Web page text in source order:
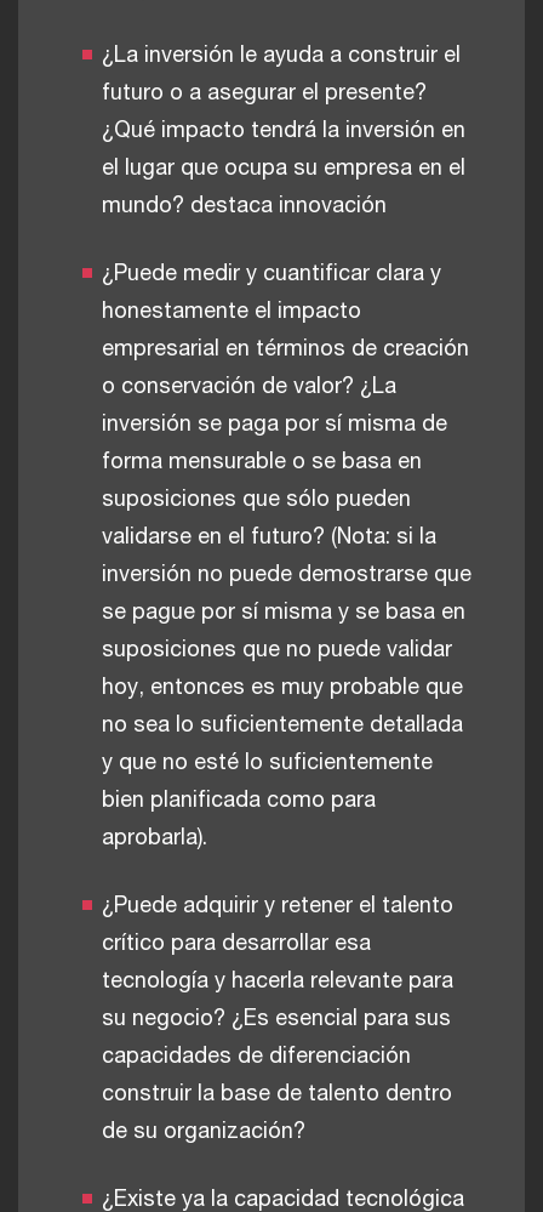
¿La inversión le ayuda a construir el
futuro o a asegurar el presente?
¿Qué impacto tendrá la inversión en
el lugar que ocupa su empresa en el
mundo? destaca innovación
¿Puede medir y cuantificar clara y
honestamente el impacto
empresarial en términos de creación
o conservación de valor? ¿La
inversión se paga por sí misma de
forma mensurable o se basa en
suposiciones que sólo pueden
validarse en el futuro? (Nota: si la
inversión no puede demostrarse que
se pague por sí misma y se basa en
suposiciones que no puede validar
hoy, entonces es muy probable que
no sea lo suficientemente detallada
y que no esté lo suficientemente
bien planificada como para
aprobarla).
¿Puede adquirir y retener el talento
crítico para desarrollar esa
tecnología y hacerla relevante para
su negocio? ¿Es esencial para sus
capacidades de diferenciación
construir la base de talento dentro
de su organización?
¿Existe ya la capacidad tecnológica